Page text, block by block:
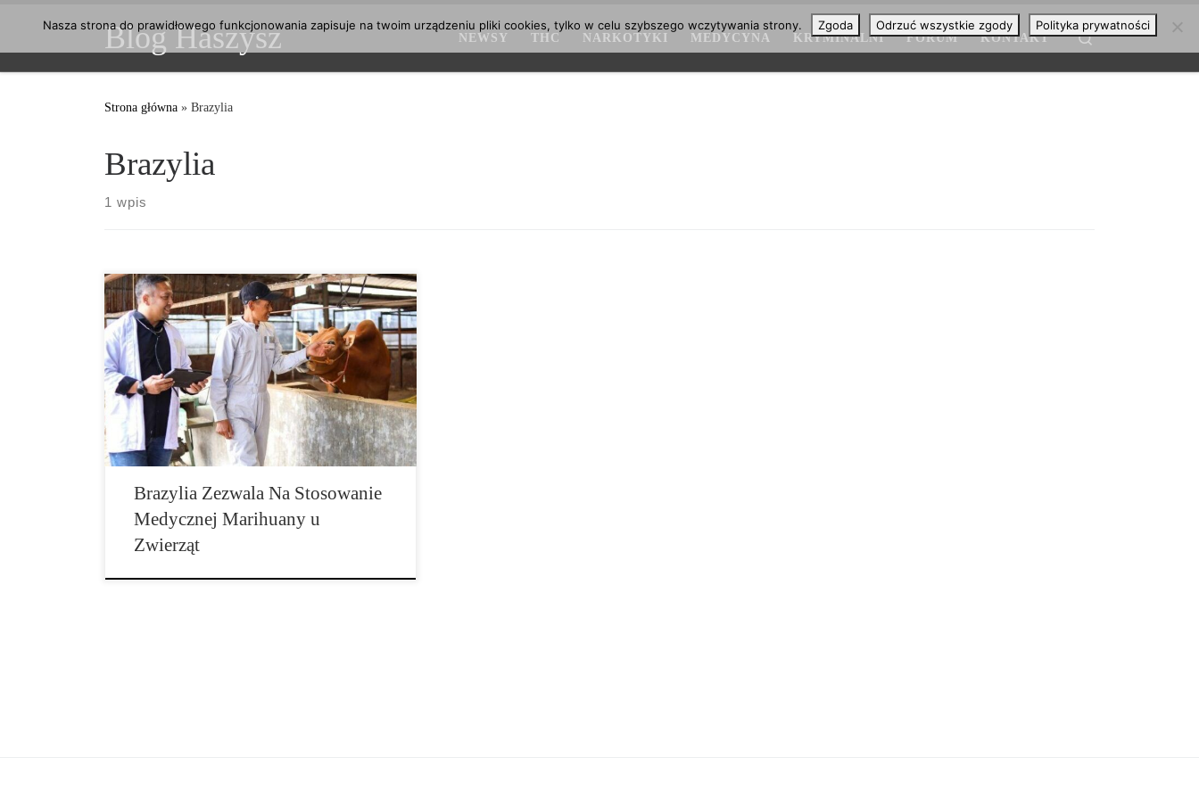
Przejdź do treściBlog Haszysz NEWSY THC NARKOTYKI MEDYCYNA KRYMINALNI FORUM KONTAKT Search
Strona główna » Brazylia
Brazylia
1 wpis
W Brazylii w praktyce weterynaryjnej dostępna jest od
teraz marihuana na receptę dla zwierząt. Lekarze
weterynarii mogą przepisywać zwierzętom preparaty
na bazie konopi, pod warunkiem, że będą to
odpowiednio wyekstrahowane substancje czynne, które
są zarejestrowane jako produkty lecznicze. Za ocenę i
nowe przepisy odpowiedzialne jest Ministerstwo
Rolnictwa, gdzie, biorąc pod […]
Brazylia Zezwala Na Stosowanie
Medycznej Marihuany u
Zwierząt
Nasza strona do prawidłowego funkcjonowania zapisuje na twoim urządzeniu pliki cookies, tylko w celu szybszego wczytywania strony. Zgoda Odrzuć wszystkie zgody Polityka prywatności